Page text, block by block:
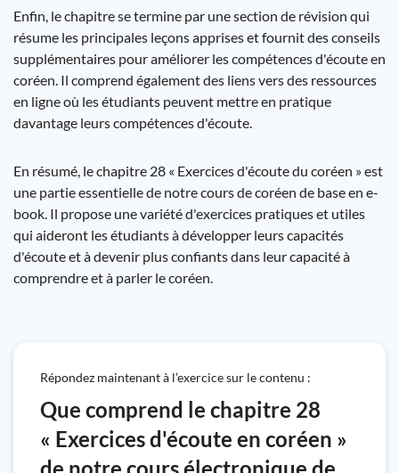
Enfin, le chapitre se termine par une section de révision qui
résume les principales leçons apprises et fournit des conseils
supplémentaires pour améliorer les compétences d'écoute en
coréen. Il comprend également des liens vers des ressources
en ligne où les étudiants peuvent mettre en pratique
davantage leurs compétences d'écoute.
En résumé, le chapitre 28 « Exercices d'écoute du coréen » est
une partie essentielle de notre cours de coréen de base en e-
book. Il propose une variété d'exercices pratiques et utiles
qui aideront les étudiants à développer leurs capacités
d'écoute et à devenir plus confiants dans leur capacité à
comprendre et à parler le coréen.
Répondez maintenant à l’exercice sur le contenu :
Que comprend le chapitre 28
« Exercices d'écoute en coréen »